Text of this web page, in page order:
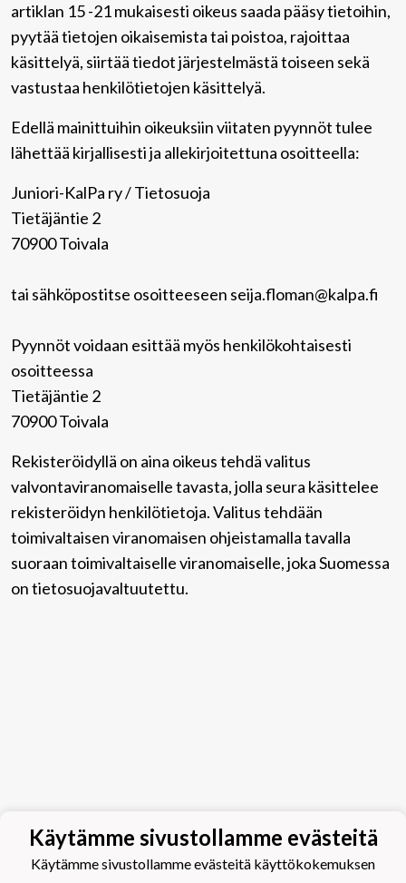
artiklan 15 -21 mukaisesti oikeus saada pääsy tietoihin,
pyytää tietojen oikaisemista tai poistoa, rajoittaa
käsittelyä, siirtää tiedot järjestelmästä toiseen sekä
vastustaa henkilötietojen käsittelyä.
Edellä mainittuihin oikeuksiin viitaten pyynnöt tulee
lähettää kirjallisesti ja allekirjoitettuna osoitteella:
Juniori-KalPa ry / Tietosuoja
Tietäjäntie 2
70900 Toivala
tai sähköpostitse osoitteeseen seija.floman@kalpa.fi
Pyynnöt voidaan esittää myös henkilökohtaisesti
osoitteessa
Tietäjäntie 2
70900 Toivala
Rekisteröidyllä on aina oikeus tehdä valitus
valvontaviranomaiselle tavasta, jolla seura käsittelee
rekisteröidyn henkilötietoja. Valitus tehdään
toimivaltaisen viranomaisen ohjeistamalla tavalla
suoraan toimivaltaiselle viranomaiselle, joka Suomessa
on tietosuojavaltuutettu.
Käytämme sivustollamme evästeitä
Käytämme sivustollamme evästeitä käyttökokemuksen